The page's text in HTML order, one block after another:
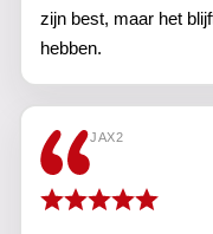
zijn best, maar het
hebben.
JAX2